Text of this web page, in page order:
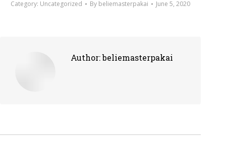
Category: Uncategorized By beliemasterpakai June 5, 2020
Author:beliemasterpakai